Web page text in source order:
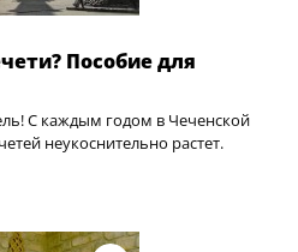
Пособие для
С каждым годом в Чеченской
неукоснительно растет.